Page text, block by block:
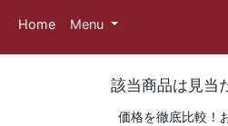
Home Menu
該当商品は見当
価格を徹底比較！